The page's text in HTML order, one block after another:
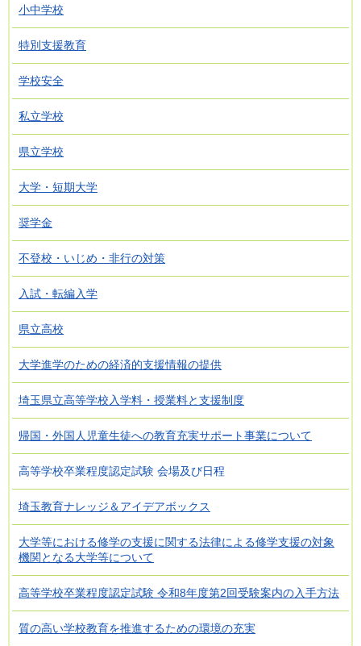
小中学校
特別支援教育
学校安全
私立学校
県立学校
大学・短期大学
奨学金
不登校・いじめ・非行の対策
入試・転編入学
県立高校
大学進学のための経済的支援情報の提供
埼玉県立高等学校入学料・授業料と支援制度
帰国・外国人児童生徒への教育充実サポート事業について
高等学校卒業程度認定試験 会場及び日程
埼玉教育ナレッジ＆アイデアボックス
大学等における修学の支援に関する法律による修学支援の対象
機関となる大学等について
高等学校卒業程度認定試験 令和8年度第2回受験案内の入手方法
質の高い学校教育を推進するための環境の充実